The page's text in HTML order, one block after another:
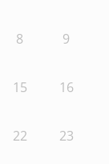
8 9
15 16
22 23